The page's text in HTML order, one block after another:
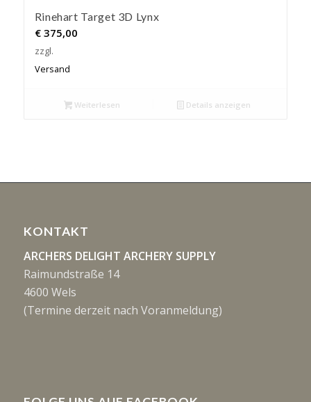
Rinehart Target 3D Lynx
€375,00
zzgl.
Versand
Weiterlesen Details anzeigen
KONTAKT
ARCHERS DELIGHT ARCHERY SUPPLY
Raimundstraße 14
4600 Wels
(Termine derzeit nach Voranmeldung)